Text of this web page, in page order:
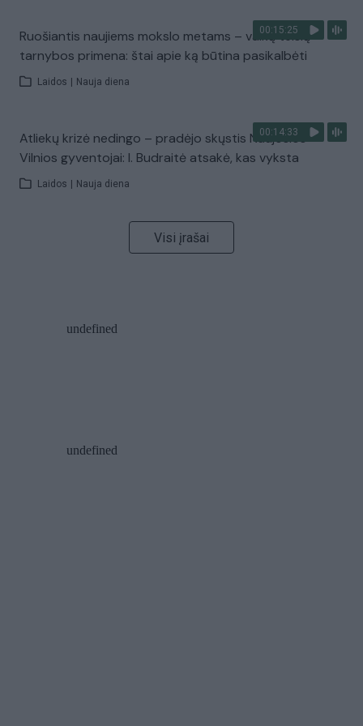
00:15:25
Ruošiantis naujiems mokslo metams – vaikų teisių
tarnybos primena: štai apie ką būtina pasikalbėti
Laidos Nauja diena
00:14:33
Atliekų krizė nedingo – pradėjo skųstis Naujosios
Vilnios gyventojai: I. Budraitė atsakė, kas vyksta
Laidos Nauja diena
Visi įrašai